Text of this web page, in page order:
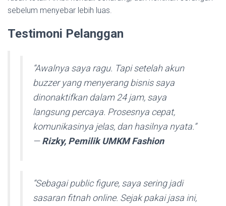
sebelum menyebar lebih luas.
Testimoni Pelanggan
“Awalnya saya ragu. Tapi setelah akun
buzzer yang menyerang bisnis saya
dinonaktifkan dalam 24 jam, saya
langsung percaya. Prosesnya cepat,
komunikasinya jelas, dan hasilnya nyata.”
—Rizky, Pemilik UMKM Fashion
“Sebagai public figure, saya sering jadi
sasaran fitnah online. Sejak pakai jasa ini,